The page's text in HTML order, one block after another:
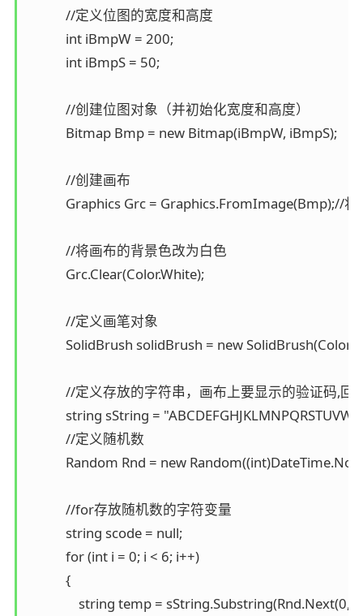
            //定义位图的宽度和高度
            int iBmpW = 200;
            int iBmpS = 50;
            //创建位图对象（并初始化宽度和高度）
            Bitmap Bmp = new Bitmap(iBmpW, iBmpS);
            //创建画布
Graphics Grc =
            //将画布的背景色改为白色
            Grc.Clear(Color.White);
            //定义画笔对象
SolidBrush solidBrush = new
//定义存放的字符串，画布上要显示的验证码
string sString =
            //定义随机数
Random Rnd = new
            //for存放随机数的字符变量
            string scode = null;
            for (int i = 0; i < 6; i++)
            {
string temp =